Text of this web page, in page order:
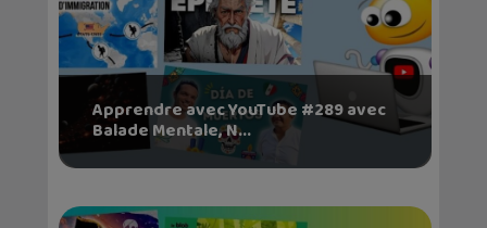
Apprendre avec YouTube #289 avec
Balade Mentale, N...